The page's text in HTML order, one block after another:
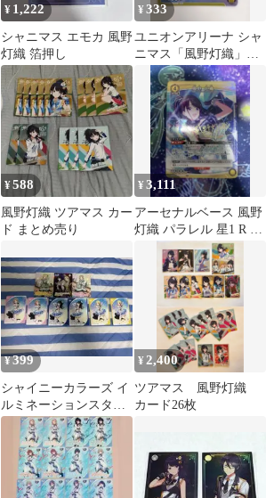
¥ 1,222
シャニマス エモカ 風野
灯織 箔押し
¥333
ユニオンアリーナ シャ
ニマス「風野灯織」
R（レア）
¥588
風野灯織 ツアマス カー
ド まとめ売り
¥3,111
アーセナルベース 風野
灯織 パラレル 星1 R ユ
ニオンアリーナ シャニ
¥399
シャイニーカラーズ イ
ルミネーションスター
ズ 9枚セット
¥2,400
ツアマス 風野灯織
カード26枚